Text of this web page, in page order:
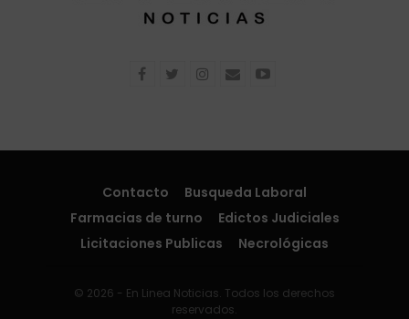
Contacto
Busqueda Laboral
Farmacias de turno
Edictos Judiciales
Licitaciones Publicas
Necrológicas
© 2026 - En Linea Noticias. Todos los derechos
reservados.